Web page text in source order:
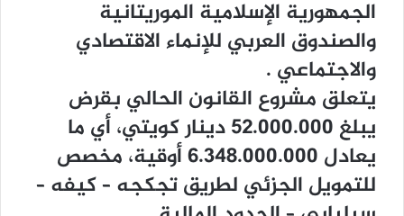
ﺍﻟﺠﻤﻬﻮﺭﻳﺔ ﺍﻹﺳﻼﻣﻴﺔ ﺍﻟﻤﻮﺭﻳﺘﺎﻧﻴﺔ
ﻭﺍﻟﺼﻨﺪﻭﻕ ﺍﻟﻌﺮﺑﻲ ﻟﻺﻧﻤﺎﺀ ﺍﻻﻗﺘﺼﺎﺩﻱ
ﻭﺍﻻﺟﺘﻤﺎﻋﻲ .
ﻳﺘﻌﻠﻖ ﻣﺸﺮﻭﻉ ﺍﻟﻘﺎﻧﻮﻥ ﺍﻟﺤﺎﻟﻲ ﺑﻘﺮﺽ
ﻳﺒﻠﻎ 52.000.000 ﺩﻳﻨﺎﺭ ﻛﻮﻳﺘﻲ، ﺃﻱ ﻣﺎ
ﻳﻌﺎﺩﻝ 6.348.000.000 ﺃﻭﻗﻴﺔ، ﻣﺨﺼﺺ
ﻟﻠﺘﻤﻮﻳﻞ ﺍﻟﺠﺰﺋﻲ ﻟﻄﺮﻳﻖ ﺗﺠﻜﺠﻪ – ﻛﻴﻔﻪ –